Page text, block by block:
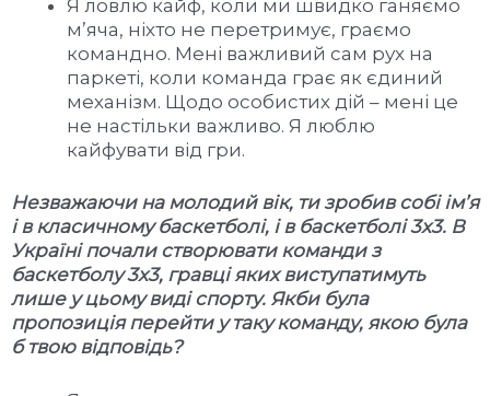
Я ловлю кайф, коли ми швидко ганяємо
м’яча, ніхто не перетримує, граємо
командно. Мені важливий сам рух на
паркеті, коли команда грає як єдиний
механізм. Щодо особистих дій – мені це
не настільки важливо. Я люблю
кайфувати від гри.
Незважаючи на молодий вік, ти зробив собі ім’я
і в класичному баскетболі, і в баскетболі 3х3. В
Україні почали створювати команди з
баскетболу 3х3, гравці яких виступатимуть
лише у цьому виді спорту. Якби була
пропозиція перейти у таку команду, якою була
б твою відповідь?